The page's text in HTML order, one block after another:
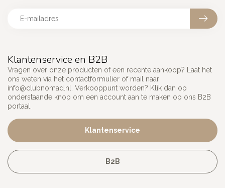
Klantenservice en B2B
Vragen over onze producten of een recente aankoop? Laat het
ons weten via het contactformulier of mail naar
info@clubnomad.nl . Verkooppunt worden? Klik dan op
onderstaande knop om een account aan te maken op ons B2B
portaal.
Klantenservice
B2B